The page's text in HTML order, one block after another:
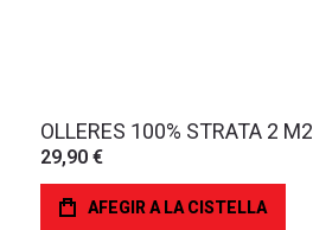
OLLERES 100% STRATA 2 M2
29,90 €
AFEGIR A LA CISTELLA